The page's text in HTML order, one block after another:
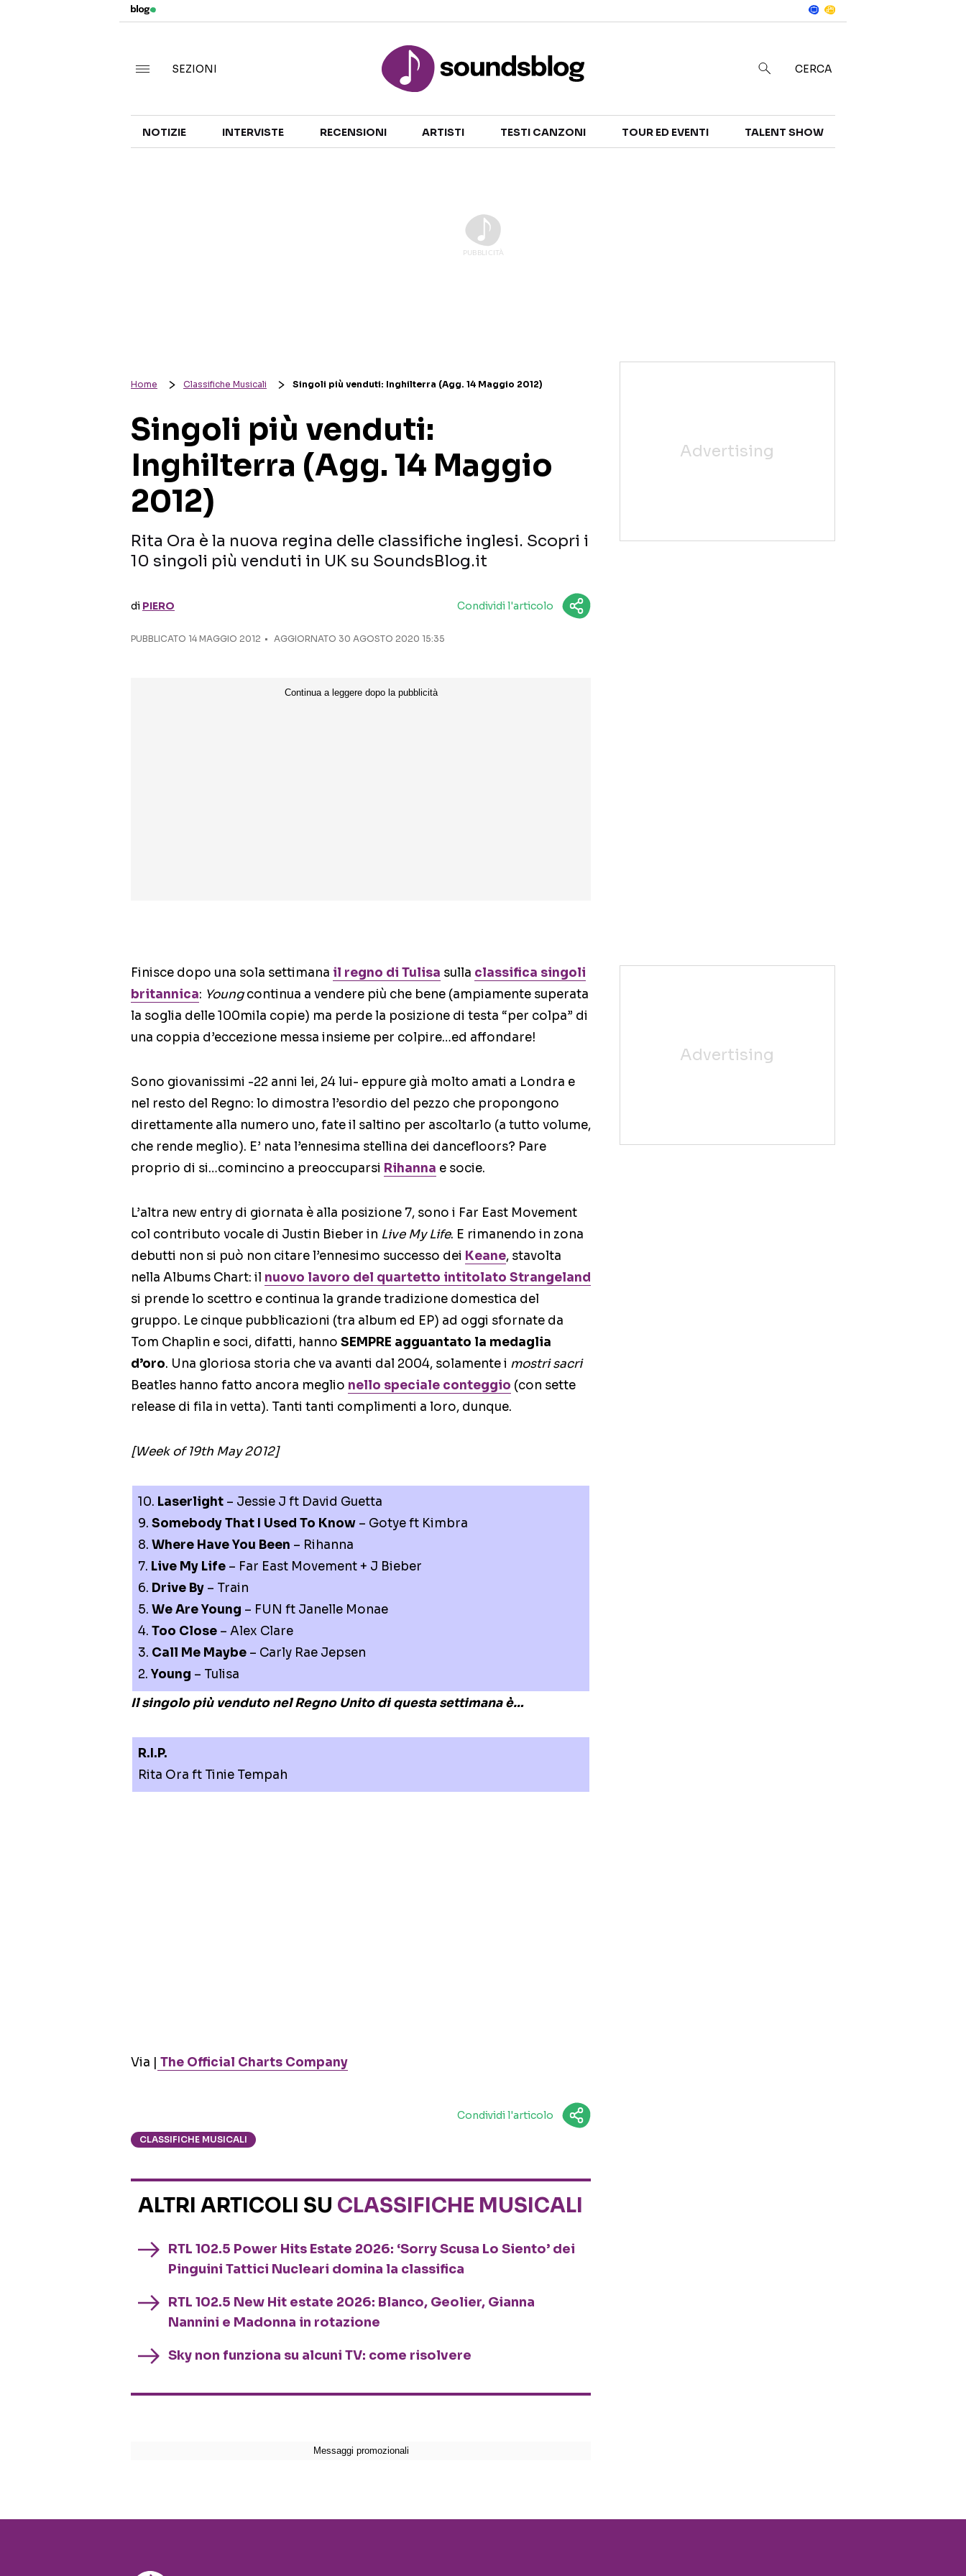
TALENT SHOW
SEZIONI CERCA
NOTIZIE INTERVISTE RECENSIONI ARTISTI TESTI CANZONI TOUR ED EVENTI TALENT SHOW
Home Classifiche Musicali Singoli più venduti: Inghilterra (Agg. 14 Maggio 2012)
Singoli più venduti:
Inghilterra (Agg. 14 Maggio
2012)
Rita Ora è la nuova regina delle classifiche inglesi. Scopri i
10 singoli più venduti in UK su SoundsBlog.it
di PIERO Condividi l'articolo
PUBBLICATO 14 MAGGIO 2012 AGGIORNATO 30 AGOSTO 2020 15:35
Finisce dopo una sola settimana il regno di Tulisa sulla classifica singoli
britannica: Youngcontinua a vendere più che bene (ampiamente superata
la soglia delle 100mila copie) ma perde la posizione di testa “per colpa” di
una coppia d’eccezione messa insieme per colpire…ed affondare!
Sono giovanissimi -22 anni lei, 24 lui- eppure già molto amati a Londra e
nel resto del Regno: lo dimostra l’esordio del pezzo che propongono
direttamente alla numero uno, fate il saltino per ascoltarlo (a tutto volume,
che rende meglio). E’ nata l’ennesima stellina dei dancefloors? Pare
proprio di si…comincino a preoccuparsi Rihanna e socie.
L’altra new entry di giornata è alla posizione 7, sono i Far East Movement
col contributo vocale di Justin Bieber in Live My Life. E rimanendo in zona
debutti non si può non citare l’ennesimo successo dei Keane, stavolta
nella Albums Chart: il nuovo lavoro del quartetto intitolato Strangeland
si prende lo scettro e continua la grande tradizione domestica del
gruppo. Le cinque pubblicazioni (tra album ed EP) ad oggi sfornate da
Tom Chaplin e soci, difatti, hanno SEMPRE agguantato la medaglia
d’oro. Una gloriosa storia che va avanti dal 2004, solamente i mostri sacri
Beatles hanno fatto ancora meglio nello speciale conteggio (con sette
release di fila in vetta). Tanti tanti complimenti a loro, dunque.
[Week of 19th May 2012]
10. Laserlight – Jessie J ft David Guetta
9. Somebody That I Used To Know – Gotye ft Kimbra
8. Where Have You Been – Rihanna
7. Live My Life – Far East Movement + J Bieber
6. Drive By – Train
5. We Are Young – FUN ft Janelle Monae
4. Too Close – Alex Clare
3. Call Me Maybe – Carly Rae Jepsen
2. Young – Tulisa
Il singolo più venduto nel Regno Unito di questa settimana è…
R.I.P.
Rita Ora ft Tinie Tempah
Via | The Official Charts Company
Condividi l'articolo
CLASSIFICHE MUSICALI
ALTRI ARTICOLI SU CLASSIFICHE MUSICALI
RTL 102.5 Power Hits Estate 2026: ‘Sorry Scusa Lo Siento’ dei
Pinguini Tattici Nucleari domina la classifica
RTL 102.5 New Hit estate 2026: Blanco, Geolier, Gianna
Nannini e Madonna in rotazione
Sky non funziona su alcuni TV: come risolvere